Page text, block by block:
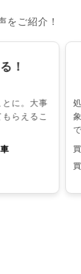
をご紹介！
！
に。大事
らえるこ